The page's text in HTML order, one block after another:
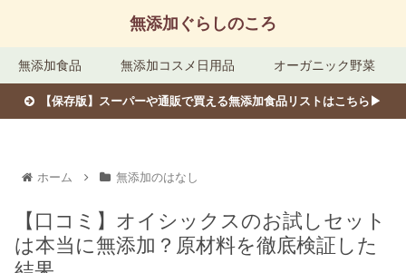
無添加ぐらしのころ
無添加食品 無添加コスメ日用品 オーガニック野菜
【保存版】スーパーや通販で買える無添加食品リストはこちら▶︎
ホーム 無添加のはなし
【口コミ】オイシックスのお試しセット
は本当に無添加？原材料を徹底検証した